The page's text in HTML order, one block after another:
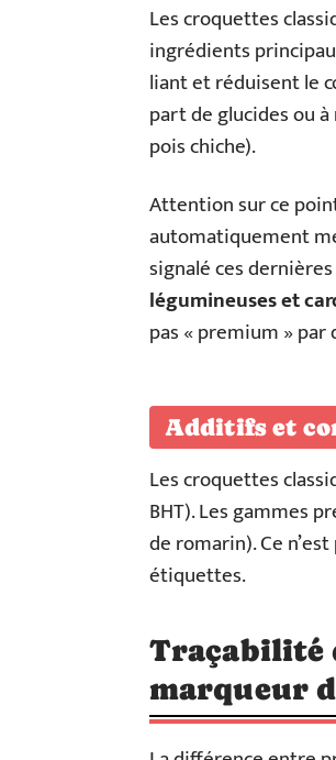
Les croquettes
ingrédients
liant et réduisent le
part de glucides ou
pois chiche).
Attention sur ce
automatiquement
signalé ces
légumineuses et
pas « premium » par
Additifs et
Les croquettes
BHT). Les gammes
de romarin). Ce
étiquettes.
Traçabilité
marqueur